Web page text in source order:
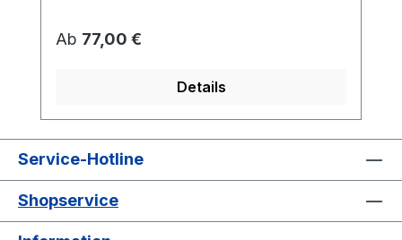
Regulärer Preis:
Ab 77,00 €
Details
Service-Hotline
Shopservice